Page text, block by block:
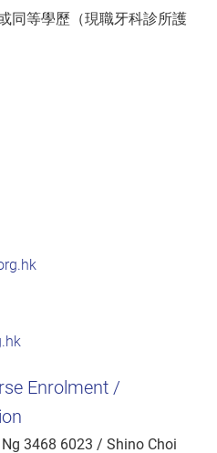
同等學歷（現職牙科診所護
Enrolment /
3468 6023 / Shino Choi